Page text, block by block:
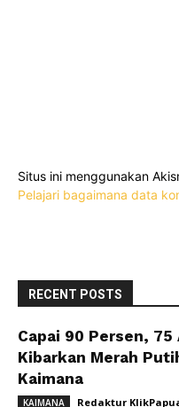
Situs ini menggunakan
Pelajari bagaimana data
RECENT POSTS
Capai 90 Persen,
Kibarkan Merah
Kaimana
KAIMANA Redaktur